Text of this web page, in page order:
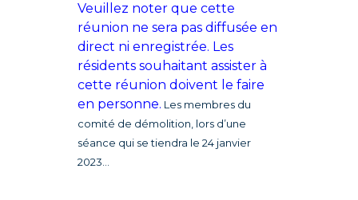
Veuillez noter que cette
réunion ne sera pas diffusée en
direct ni enregistrée. Les
résidents souhaitant assister à
cette réunion doivent le faire
en personne. Les membres du
comité de démolition, lors d’une
séance qui se tiendra le 24 janvier
2023...